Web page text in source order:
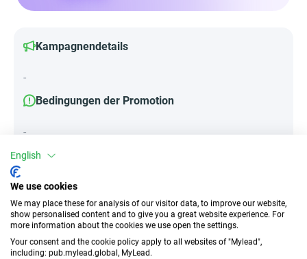
Kampagnendetails
-
Bedingungen der Promotion
-
Attribute
||Geräte||
English
We use cookies
We may place these for analysis of our visitor data, to improve our website,
show personalised content and to give you a great website experience. For
more information about the cookies we use open the settings.
Your consent and the cookie policy apply to all websites of "Mylead",
including: pub.mylead.global, MyLead.